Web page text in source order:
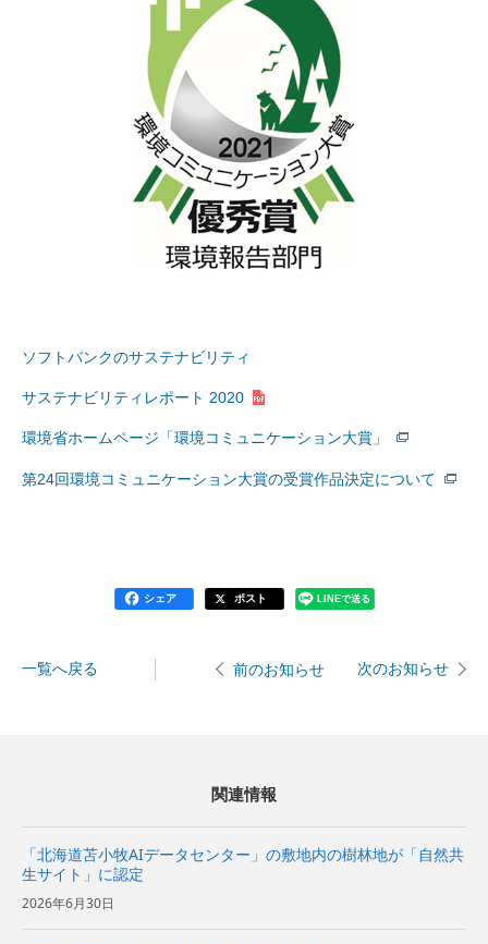
ソフトバンクのサステナビリティ
サステナビリティレポート 2020
環境省ホームページ「環境コミュニケーション大賞」
第24回環境コミュニケーション大賞の受賞作品決定について
シェア ポスト LINEで送る
一覧へ戻る 前のお知らせ 次のお知らせ
関連情報
「北海道苫小牧AIデータセンター」の敷地内の樹林地が「自然共
生サイト」に認定
2026年6月30日